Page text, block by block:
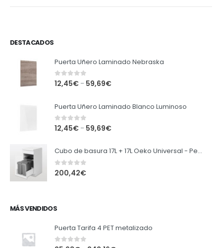
DESTACADOS
Puerta Uñero Laminado Nebraska
0out of 5
12,45€ – 59,69€
Puerta Uñero Laminado Blanco Luminoso
0out of 5
12,45€ – 59,69€
Cubo de basura 17L + 17L Oeko Universal - Peka
0out of 5
200,42€
MÁS VENDIDOS
Puerta Tarifa 4 PET metalizado